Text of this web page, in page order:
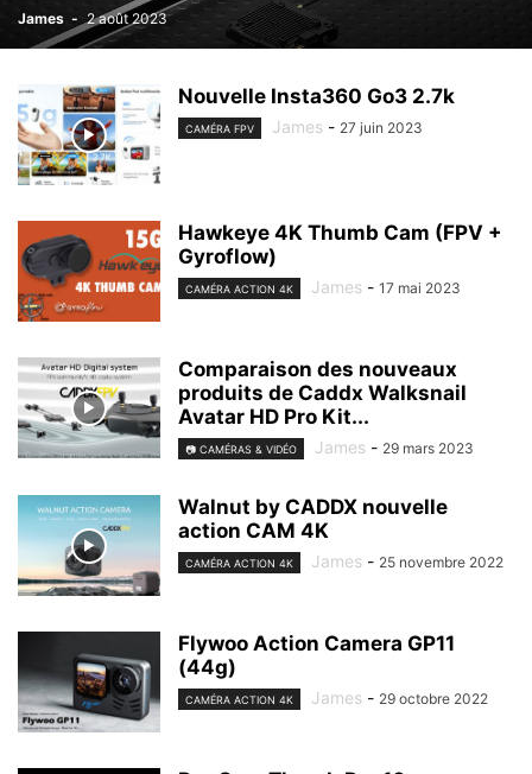
James - 2 août 2023
Nouvelle Insta360 Go3 2.7k
CAMÉRA FPV James - 27 juin 2023
Hawkeye 4K Thumb Cam (FPV +
Gyroflow)
CAMÉRA ACTION 4K James - 17 mai 2023
Comparaison des nouveaux
produits de Caddx Walksnail
Avatar HD Pro Kit...
📷 CAMÉRAS & VIDÉO James - 29 mars 2023
Walnut by CADDX nouvelle
action CAM 4K
CAMÉRA ACTION 4K James - 25 novembre 2022
Flywoo Action Camera GP11
(44g)
CAMÉRA ACTION 4K James - 29 octobre 2022